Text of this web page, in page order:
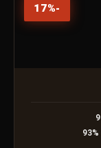
-
17%
93%